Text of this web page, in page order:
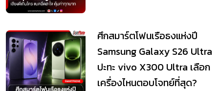
ศึกสมาร์ตโฟนเรือธงแห่งปี
Samsung Galaxy S26 Ultra
ปะทะ vivo X300 Ultra เลือก
เครื่องไหนตอบโจทย์ที่สุด?